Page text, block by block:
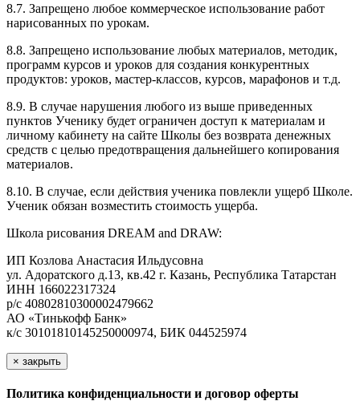
8.7. Запрещено любое коммерческое использование работ
нарисованных по урокам.
8.8. Запрещено использование любых материалов, методик,
программ курсов и уроков для создания конкурентных
продуктов: уроков, мастер-классов, курсов, марафонов и т.д.
8.9. В случае нарушения любого из выше приведенных
пунктов Ученику будет ограничен доступ к материалам и
личному кабинету на сайте Школы без возврата денежных
средств с целью предотвращения дальнейшего копирования
материалов.
8.10. В случае, если действия ученика повлекли ущерб Школе.
Ученик обязан возместить стоимость ущерба.
Школа рисования DREAM and DRAW:
ИП Козлова Анастасия Ильдусовна
ул. Адоратского д.13, кв.42 г. Казань, Республика Татарстан
ИНН 166022317324
р/с 40802810300002479662
АО «Тинькофф Банк»
к/с 30101810145250000974, БИК 044525974
× закрыть
Политика конфиденциальности и договор оферты